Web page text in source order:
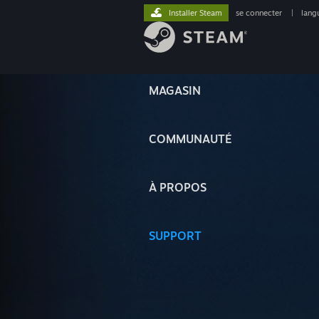
MAGASIN
COMMUNAUTÉ
À PROPOS
SUPPORT
Installer Steam se connecter